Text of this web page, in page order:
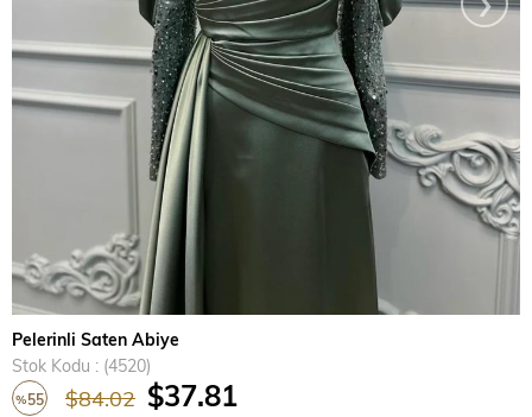
Pelerinli Saten Abiye
Stok Kodu
(4520)
%55 $84.02 $37.81